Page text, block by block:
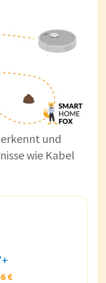
und
wie Kabel
€